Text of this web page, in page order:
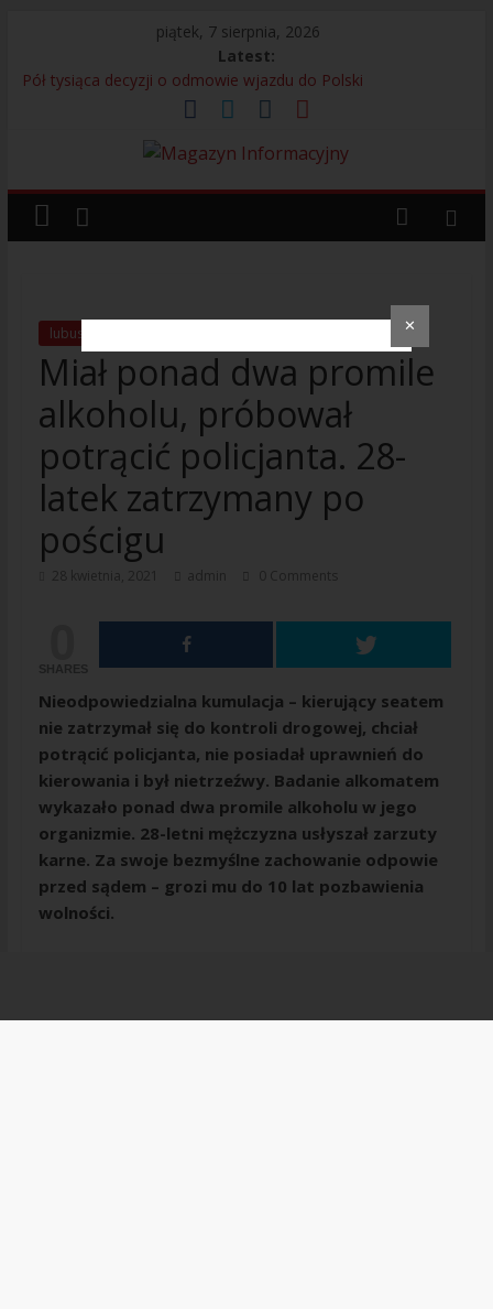
piątek, 7 sierpnia, 2026
Latest:
Pół tysiąca decyzji o odmowie wjazdu do Polski
Bagaż bez właściciela przyczyną interwencji na lotnisku
Legia Warszawa i adidas prezentują nową koszulkę
Próbowali uniknąć odpowiedzialności – 280 osób
zatrzymanych przez Straż Graniczną
lubuskie
Miał ponad dwa promile
alkoholu, próbował
potrącić policjanta. 28-
latek zatrzymany po
pościgu
28 kwietnia, 2021 admin 0 Comments
SHARES
Nieodpowiedzialna kumulacja – kierujący seatem
nie zatrzymał się do kontroli drogowej, chciał
potrącić policjanta, nie posiadał uprawnień do
kierowania i był nietrzeźwy. Badanie alkomatem
wykazało ponad dwa promile alkoholu w jego
organizmie. 28-letni mężczyzna usłyszał zarzuty
karne. Za swoje bezmyślne zachowanie odpowie
przed sądem – grozi mu do 10 lat pozbawienia
wolności.
✕